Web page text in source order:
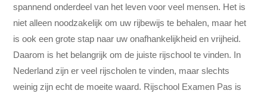
spannend onderdeel van het leven voor veel mensen. Het is
niet alleen noodzakelijk om uw rijbewijs te behalen, maar het
is ook een grote stap naar uw onafhankelijkheid en vrijheid.
Daarom is het belangrijk om de juiste rijschool te vinden. In
Nederland zijn er veel rijscholen te vinden, maar slechts
weinig zijn echt de moeite waard. Rijschool Examen Pas is